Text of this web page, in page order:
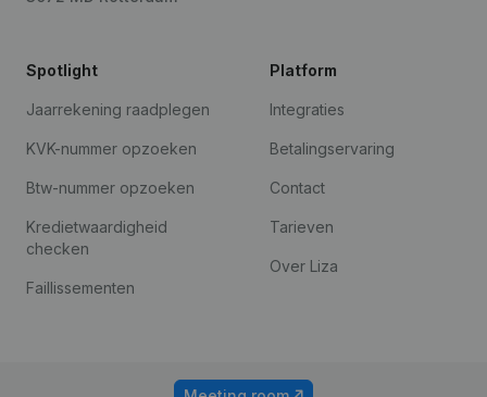
Spotlight
Jaarrekening raadplegen
KVK-nummer opzoeken
Btw-nummer opzoeken
Kredietwaardigheid
checken
Faillissementen
Platform
Integraties
Betalingservaring
Contact
Tarieven
Over Liza